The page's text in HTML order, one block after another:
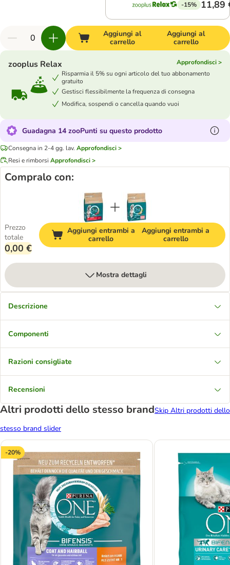
-15% 11,89
Aggiungi al
carrello
Aggiungi al
carrello
zooplus Relax
Approfondisci >
Risparmia il 5% su ogni articolo del tuo abbonamento
gratuito
Gestisci flessibilmente la frequenza di consegna
Modifica, sospendi o cancella quando vuoi
Guadagna 14 zooPunti su questo prodotto
Consegna in 2-4 gg. lav. Approfondisci >
Resi e rimborsi Approfondisci >
Compralo con:
Prezzo
totale
0,00 €
Aggiungi entrambi a
carrello
Aggiungi entrambi a
carrello
Mostra dettagli
Descrizione
Componenti
Razioni consigliate
Recensioni
Altri prodotti dello stesso brandSkip Altri prodotti dello
stesso brand slider
-20%